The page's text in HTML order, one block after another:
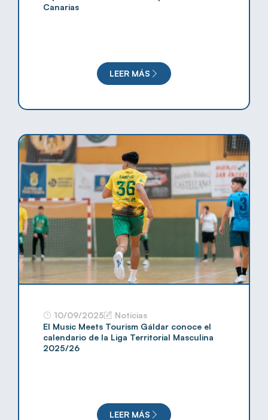
Canarias
LEER MÁS
10/09/2025
Noticias
El Music Meets Tourism Gáldar conoce el
calendario de la Liga Territorial Masculina
2025/26
LEER MÁS